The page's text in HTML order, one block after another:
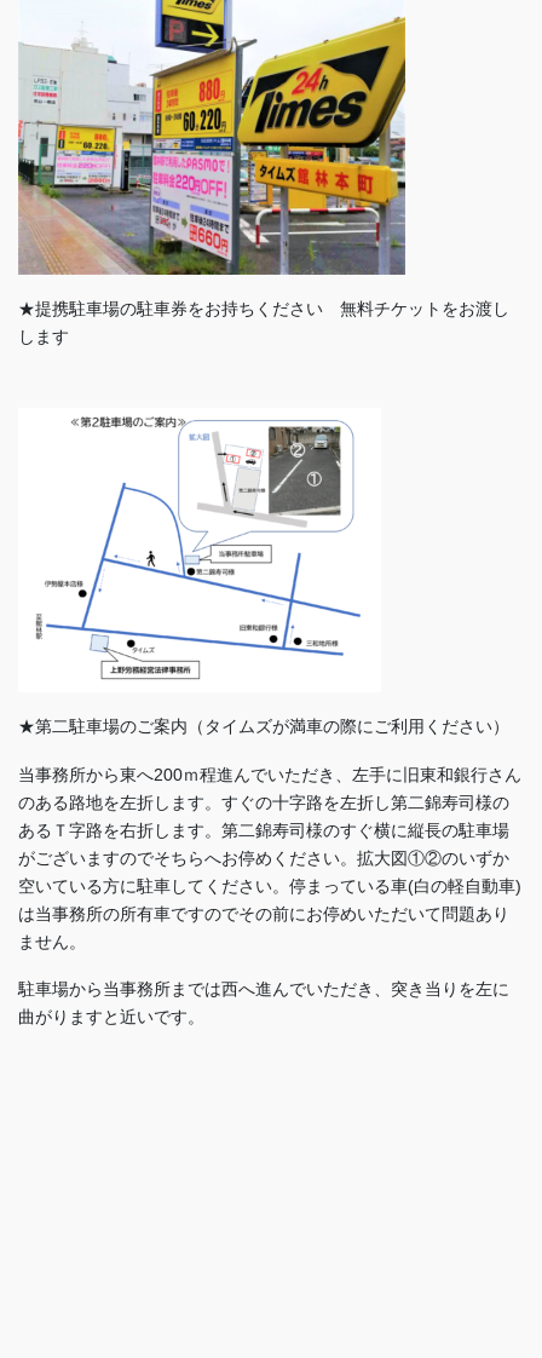
★提携駐車場の駐車券をお持ちください 無料チケットをお渡し
します
★第二駐車場のご案内（タイムズが満車の際にご利用ください）
当事務所から東へ200ｍ程進んでいただき、左手に旧東和銀行さん
のある路地を左折します。すぐの十字路を左折し第二錦寿司様の
あるＴ字路を右折します。第二錦寿司様のすぐ横に縦長の駐車場
がございますのでそちらへお停めください。拡大図①②のいずか
空いている方に駐車してください。停まっている車(白の軽自動車)
は当事務所の所有車ですのでその前にお停めいただいて問題あり
ません。
駐車場から当事務所までは西へ進んでいただき、突き当りを左に
曲がりますと近いです。